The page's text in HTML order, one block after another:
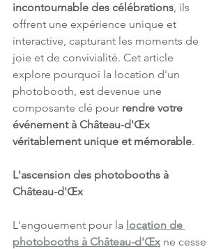
incontournable des célébrations, ils
offrent une expérience unique et
interactive, capturant les moments de
joie et de convivialité. Cet article
explore pourquoi la location d'un
photobooth, est devenue une
composante clé pour rendre votre
événement à Château-d'Œx
véritablement unique et mémorable.
L'ascension des photobooths à
Château-d'Œx
L'engouement pour la location de
photobooths à Château-d'Œx ne cesse